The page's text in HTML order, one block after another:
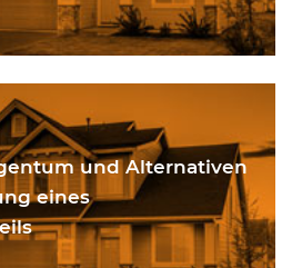
und Alternativen
eines